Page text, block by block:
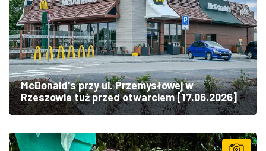
McDonald's przy ul. Przemysłowej w
Rzeszowie tuż przed otwarciem [17.06.2026]